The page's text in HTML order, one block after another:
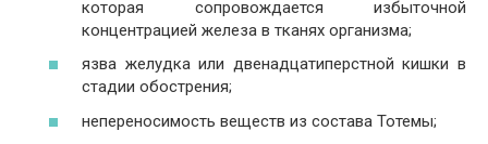
которая сопровождается избыточной
концентрацией железа в тканях организма;
язва желудка или двенадцатиперстной кишки в
стадии обострения;
непереносимость веществ из состава Тотемы;